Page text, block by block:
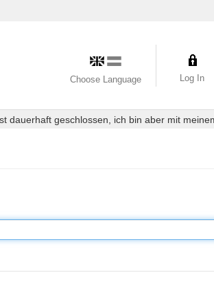
Choose Language Log In
dauerhaft geschlossen, ich bin aber mit